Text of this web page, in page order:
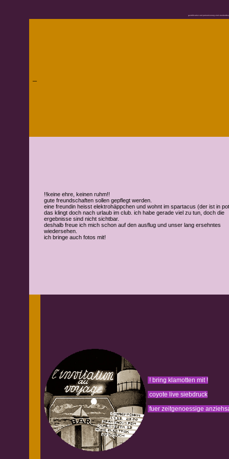
gentrification und prekarisierung sind
!!keine ehre, keinen ruhm!!
gute freundschaften sollen gepflegt werden.
eine freundin heisst elektrohäppchen und wohnt im spartacus (der ist in
das klingt doch nach urlaub im club. ich habe gerade viel zu tun, doch die
ergebnisse sind nicht sichtbar.
deshalb freue ich mich schon auf den ausflug und unser lang ersehntes
wiedersehen.
ich bringe auch fotos mit!
! bring klamotten mit !
coyote live siebdruck
fuer zeitgenoessige